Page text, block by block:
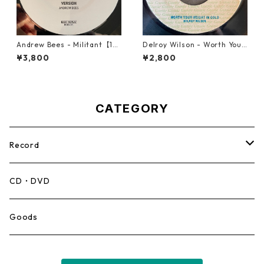
Andrew Bees ‎- Militant【12-
50066】
¥3,800
Delroy Wilson - Worth Your
Weight In Gold【7-21965】
¥2,800
CATEGORY
Record
Mento,Calypso,Ballad
Ska
CD・DVD
Goods